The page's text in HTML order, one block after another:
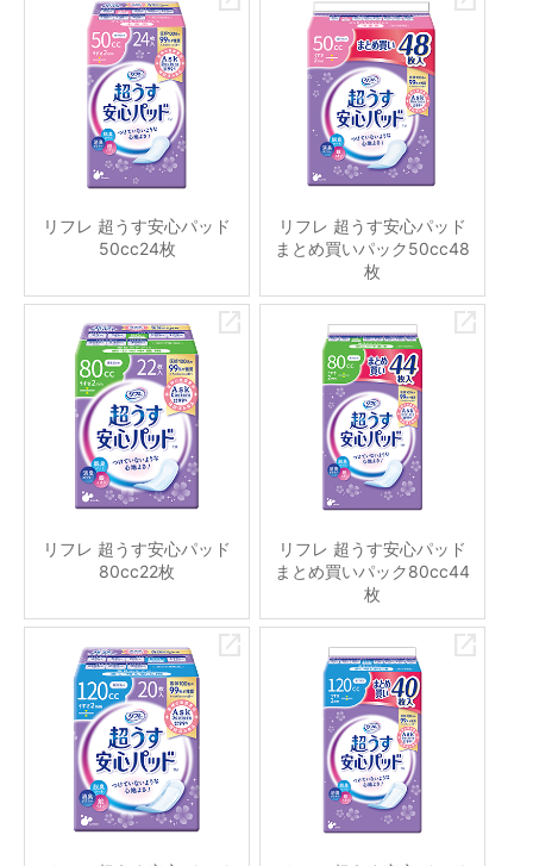
リフレ 超うす安心パッド
50cc24枚
リフレ 超うす安心パッド
まとめ買いパック50cc48
枚
リフレ 超うす安心パッド
80cc22枚
リフレ 超うす安心パッド
まとめ買いパック80cc44
枚